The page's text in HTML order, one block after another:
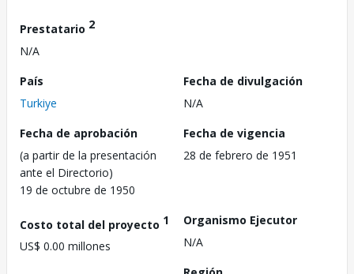
Prestatario 2
N/A
País
Turkiye
Fecha de divulgación
N/A
Fecha de aprobación
(a partir de la presentación
ante el Directorio)
19 de octubre de 1950
Fecha de vigencia
28 de febrero de 1951
Costo total del proyecto 1
US$ 0.00 millones
Organismo Ejecutor
N/A